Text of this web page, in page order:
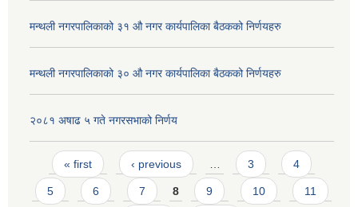
मन्थली नगरपालिकाको ३१ औ नगर कार्यपालिका बैठकको निर्णयहरु
मन्थली नगरपालिकाको ३० औ नगर कार्यपालिका बैठकको निर्णयहरु
२०८१ अषाढ ५ गते नगरसभाको निर्णय
Pages
« first ‹ previous 3 4
5 6 7 8 9 10 11